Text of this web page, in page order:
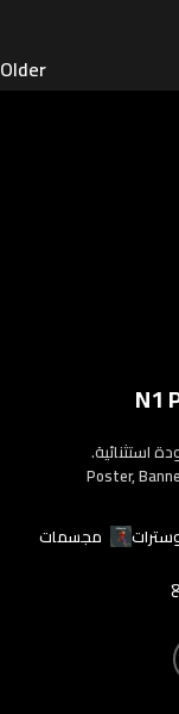
Older
استثنائية.
Poster,
مجسمات